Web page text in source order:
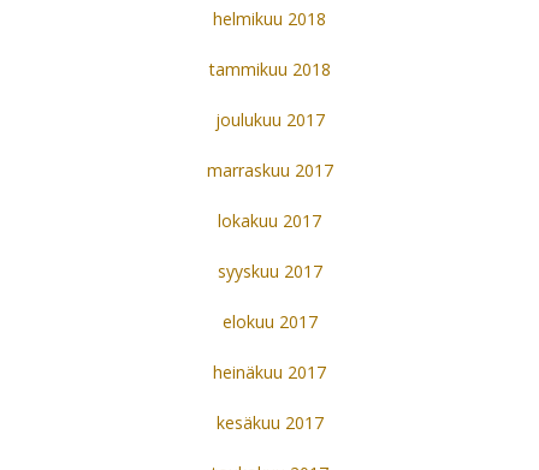
helmikuu 2018
tammikuu 2018
joulukuu 2017
marraskuu 2017
lokakuu 2017
syyskuu 2017
elokuu 2017
heinäkuu 2017
kesäkuu 2017